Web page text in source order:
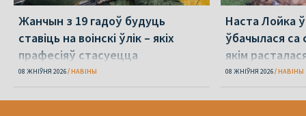
Жанчын з 19 гадоў будуць
ставіць на воінскі ўлік – якіх
прафесіяў стасуецца
08 ЖНІЎНЯ 2026 НАВІНЫ
Наста Лойка
ўбачылася са
якім
амаль 4 гады
08 ЖНІЎНЯ 2026 НАВІНЫ